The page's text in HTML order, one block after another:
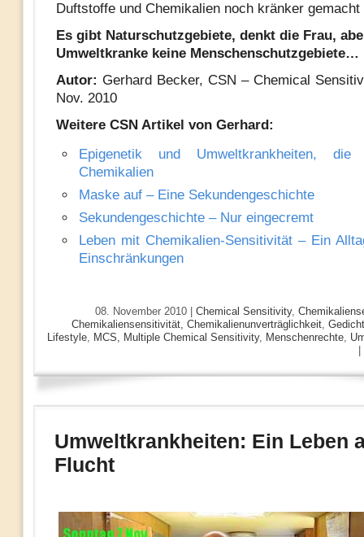
Duftstoffe und Chemikalien noch kränker gemacht
Es gibt Naturschutzgebiete, denkt die Frau,
Umweltkranke keine Menschenschutzgebiete…
Autor: Gerhard Becker, CSN – Chemical
Nov. 2010
Weitere CSN Artikel von Gerhard:
Epigenetik und Umweltkrankheiten,
Chemikalien
Maske auf – Eine Sekundengeschichte
Sekundengeschichte – Nur eingecremt
Leben mit Chemikalien-Sensitivität – Ein
Einschränkungen
08. November 2010 | Chemical Sensitivity,
Chemikaliensensitivität, Chemikalienunverträglichkeit,
Lifestyle, MCS, Multiple Chemical Sensitivity, Menschenrechte,
Umweltkrankheiten: Ein Leben
Flucht